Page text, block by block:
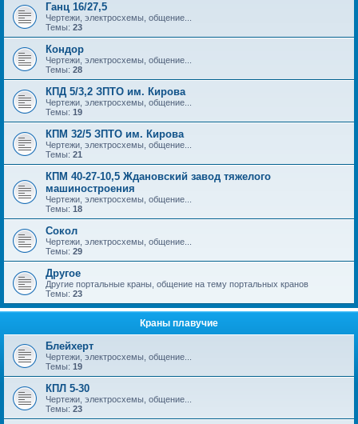
Ганц 16/27,5
Чертежи, электросхемы, общение...
Темы: 23
Кондор
Чертежи, электросхемы, общение...
Темы: 28
КПД 5/3,2 ЗПТО им. Кирова
Чертежи, электросхемы, общение...
Темы: 19
КПМ 32/5 ЗПТО им. Кирова
Чертежи, электросхемы, общение...
Темы: 21
КПМ 40-27-10,5 Ждановский завод тяжелого
машиностроения
Чертежи, электросхемы, общение...
Темы: 18
Сокол
Чертежи, электросхемы, общение...
Темы: 29
Другое
Другие портальные краны, общение на тему портальных кранов
Темы: 23
Краны плавучие
Блейхерт
Чертежи, электросхемы, общение...
Темы: 19
КПЛ 5-30
Чертежи, электросхемы, общение...
Темы: 23